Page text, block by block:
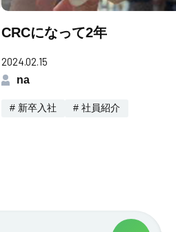
CRCになって2年
2024.02.15
na
# 新卒入社 # 社員紹介